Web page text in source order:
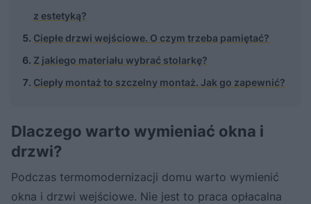
z estetyką?
Ciepłe drzwi wejściowe. O czym trzeba pamiętać?
Z jakiego materiału wybrać stolarkę?
Ciepły montaż to szczelny montaż. Jak go zapewnić?
Dlaczego warto wymieniać okna i
drzwi?
Podczas termomodernizacji domu warto wymienić
okna i drzwi wejściowe. Nie jest to praca opłacalna